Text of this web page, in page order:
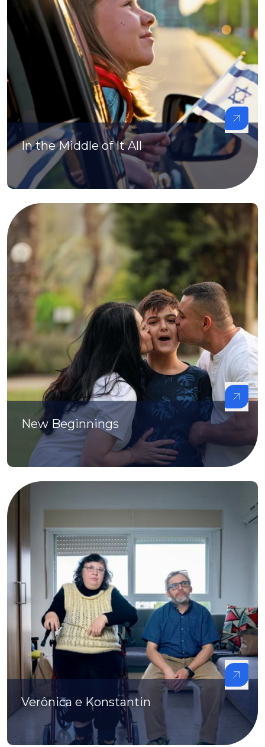
In the Middle of It All
New Beginnings
Verônica e Konstantin